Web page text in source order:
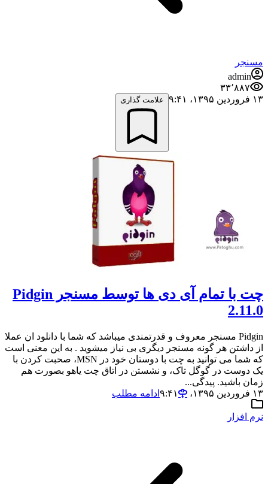
مسنجر
admin
۳۳٬۸۸۷
۱۳ فروردین ۱۳۹۵،‏ ۹:۴۱
علامت گذاری
چت با تمام آی دی ها توسط مسنجر Pidgin
2.11.0
Pidgin مسنجر معروف و قدرتمندی میباشد که شما با دانلود ان عملا
از داشتن هر گونه مسنجر دیگری بی نیاز میشوید . به این معنی است
که شما می توانید به چت با دوستان خود در MSN، صحبت کردن با
یک دوست در گوگل تاک، و نشستن در اتاق چت یاهو بصورت هم
زمان باشید. پیدگی...
۱۳ فروردین ۱۳۹۵،‏ ۹:۴۱
ادامه مطلب
نرم افزار